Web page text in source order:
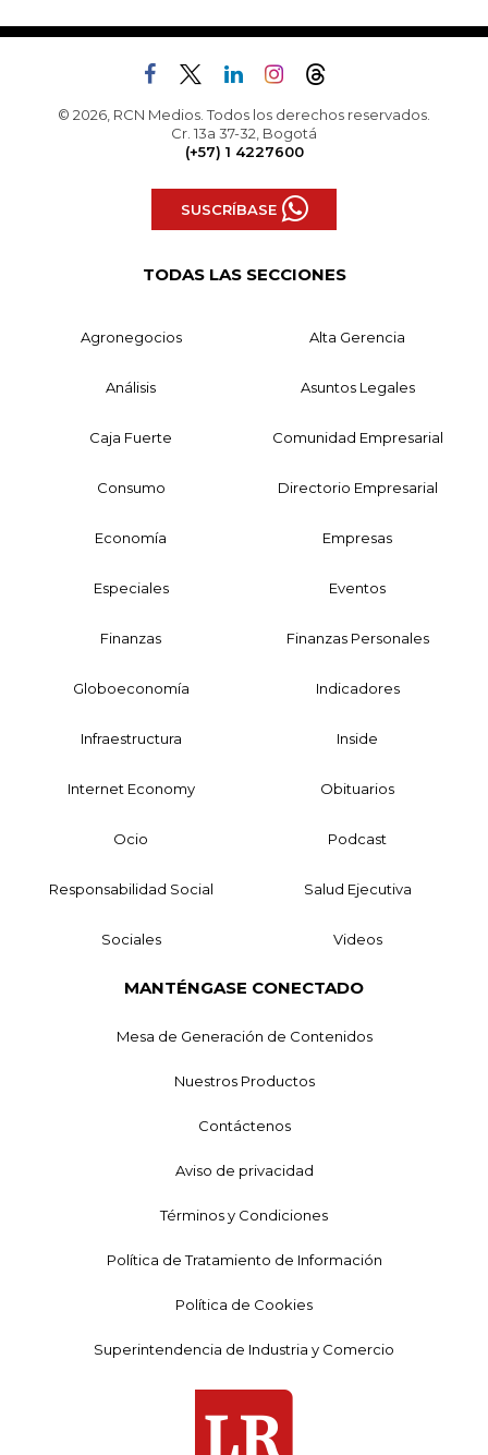
© 2026, RCN Medios. Todos los derechos reservados.
Cr. 13a 37-32, Bogotá
(+57) 1 4227600
SUSCRÍBASE
TODAS LAS SECCIONES
Agronegocios Alta Gerencia
Análisis Asuntos Legales
Caja Fuerte Comunidad Empresarial
Consumo Directorio Empresarial
Economía Empresas
Especiales Eventos
Finanzas Finanzas Personales
Globoeconomía Indicadores
Infraestructura Inside
Internet Economy Obituarios
Ocio Podcast
Responsabilidad Social Salud Ejecutiva
Sociales Videos
MANTÉNGASE CONECTADO
Mesa de Generación de Contenidos
Nuestros Productos
Contáctenos
Aviso de privacidad
Términos y Condiciones
Política de Tratamiento de Información
Política de Cookies
Superintendencia de Industria y Comercio